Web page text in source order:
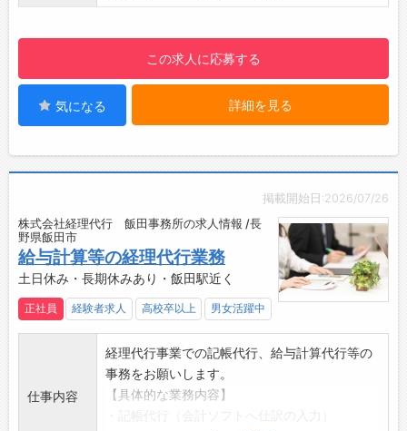
・自販機
【貸与品】
【環境への取り組み】
い釣り環境を残していく為、水辺の清掃など
様々な取り組みを積極的に活動しています。
より自然環境にやさしい、環境負荷のすくな
い商品を製造、開発していきたいと思いま
す。 釣りの楽しさを知ってもらうために『釣
り教室』を地元の小学生向けに開催し、釣りの
楽しさを伝えています。
【会社の特徴】
㈱天龍は、釣竿「ＴＥＮＲＹＵ」を手掛ける
釣竿メーカーです。
釣竿は、設計開発〜完成品までを作る一貫生
産体制となっております。
・「法令」で義務付けられた「環境」に関する
調査・分析業務を行っており、顧客の業種も限
定されないため安定した業界です！
またSDGｓなど環境への意識が高まってお
担っていくことが想定されます。
・新しいことを積極的に取り入れ変化していこ
長してまいりました。
裁量を持って働くことができ、9割が中途社
員なので馴染みやすい環境です！
・20代後半で部署リーダー、30代半ばで部長
になる社員もおり、適性と業務への姿勢等を重
視した評価を行っております。
【入社後イメージ】
・初日：会社説明や社内の案内など
・1ヶ月：まずは調査測定の現場へ同行し、実際
この求人に応募する
気になる 詳細を見る
掲載開始日:2026/07/26
株式会社経理代行 飯田事務所の求人情報 /長
野県飯田市
給与計算等の経理代行業務
土日休み・長期休みあり・飯田駅近く
正社員 経験者求人 高校卒以上 男女活躍中
仕事内容
経理代行事業での記帳代行、給与計算代行等の
事務をお願いします。
【具体的な業務内容】